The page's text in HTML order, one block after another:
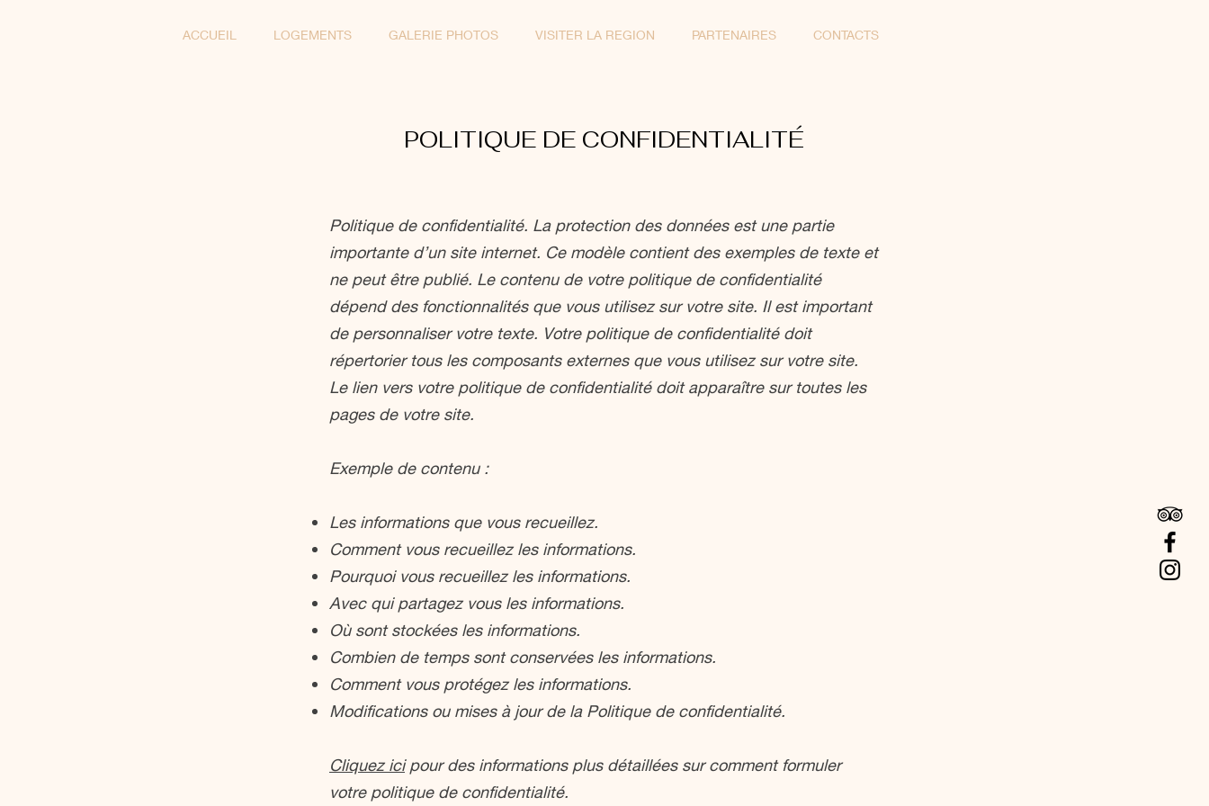
ACCUEIL LOGEMENTS GALERIE PHOTOS VISITER LA REGION PARTENAIRES CONTACTS
POLITIQUE DE CONFIDENTIALITÉ
Politique de confidentialité. La protection des données est une partie
importante d’un site internet. Ce modèle contient des exemples de texte et
ne peut être publié. Le contenu de votre politique de confidentialité
dépend des fonctionnalités que vous utilisez sur votre site. Il est important
de personnaliser votre texte. Votre politique de confidentialité doit
répertorier tous les composants externes que vous utilisez sur votre site.
Le lien vers votre politique de confidentialité doit apparaître sur toutes les
pages de votre site.
Exemple de contenu :
Les informations que vous recueillez.
Comment vous recueillez les informations.
Pourquoi vous recueillez les informations.
Avec qui partagez vous les informations.
Où sont stockées les informations.
Combien de temps sont conservées les informations.
Comment vous protégez les informations.
Modifications ou mises à jour de la Politique de confidentialité.
Cliquez icipour des informations plus détaillées sur comment formuler
votre politique de confidentialité.